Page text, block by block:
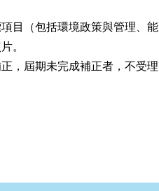
目（包括環境政策與管理、能
。
，屆期未完成補正者，不受理